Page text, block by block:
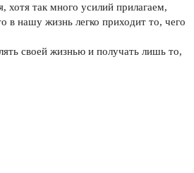
так много усилий прилагаем,
в нашу жизнь легко приходит то, чего
своей жизнью и получать лишь то,